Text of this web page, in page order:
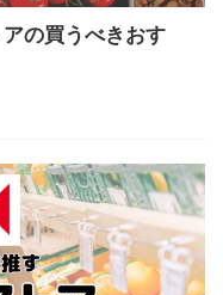
の買うべきおす